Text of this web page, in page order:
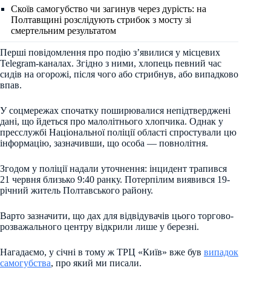
Скоїв самогубство чи загинув через дурість: на
Полтавщині розслідують стрибок з мосту зі
смертельним результатом
Перші повідомлення про подію з’явилися у місцевих
Telegram-каналах. Згідно з ними, хлопець певний час
сидів на огорожі, після чого або стрибнув, або випадково
впав.
У соцмережах спочатку поширювалися непідтверджені
дані, що йдеться про малолітнього хлопчика. Однак у
пресслужбі Національної поліції області спростували цю
інформацію, зазначивши, що особа — повнолітня.
Згодом у поліції надали уточнення: інцидент трапився
21 червня близько 9:40 ранку. Потерпілим виявився 19-
річний житель Полтавського району.
Варто зазначити, що дах для відвідувачів цього торгово-
розважального центру відкрили лише у березні.
Нагадаємо, у січні в тому ж ТРЦ «Київ» вже був випадок
самогубства, про який ми писали.